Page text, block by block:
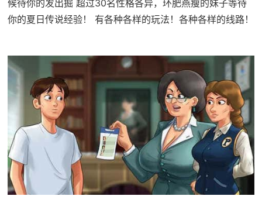
候待你的发出掘 超过30名性格各异，环肥燕瘦的妹子等待
你的夏日传说经验！ 有各种各样的玩法！各种各样的线路！